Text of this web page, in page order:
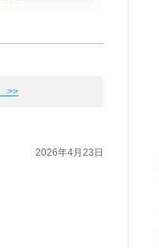
>>
2026年4月23日